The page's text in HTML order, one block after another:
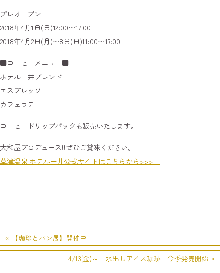
プレオープン
2018年4月1日(日)12:00〜17:00
2018年4月2日(月)〜8日(日)11:00〜17:00
■コーヒーメニュー■
ホテル一井ブレンド
エスプレッソ
カフェラテ
コーヒードリップパックも販売いたします。
大和屋プロデュース!!ぜひご賞味ください。
草津温泉 ホテル一井公式サイトはこちらから>>>
« 【珈琲とパン展】開催中
4/13(金)～ 水出しアイス珈琲 今季発売開始 »